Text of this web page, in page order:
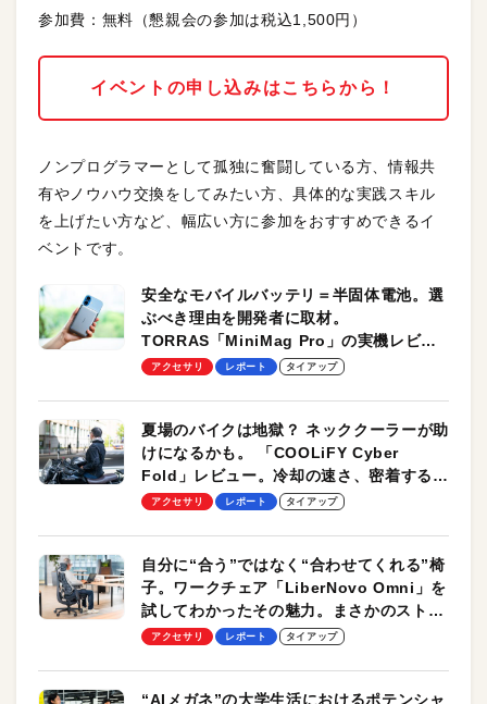
参加費：無料（懇親会の参加は税込1,500円）
イベントの申し込みはこちらから！
ノンプログラマーとして孤独に奮闘している方、情報共
有やノウハウ交換をしてみたい方、具体的な実践スキル
を上げたい方など、幅広い方に参加をおすすめできるイ
ベントです。
安全なモバイルバッテリ＝半固体電池。選
ぶべき理由を開発者に取材。
TORRAS「MiniMag Pro」の実機レビュ
ーも
アクセサリ レポート タイアップ
夏場のバイクは地獄？ ネッククーラーが助
けになるかも。 「COOLiFY Cyber
Fold」レビュー。冷却の速さ、密着する冷
却プレート、シンプルな操作性がグッド！
アクセサリ レポート タイアップ
自分に“合う”ではなく“合わせてくれる”椅
子。ワークチェア「LiberNovo Omni」を
試してわかったその魅力。まさかのストレ
ッチ機能も搭載
アクセサリ レポート タイアップ
“AIメガネ”の大学生活におけるポテンシャ